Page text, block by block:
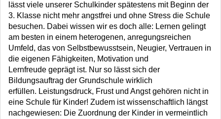
lässt viele unserer Schulkinder spätestens mit Beginn der
3. Klasse nicht mehr angstfrei und ohne Stress die Schule
besuchen. Dabei wissen wir es doch alle: Lernen gelingt
am besten in einem heterogenen, anregungsreichen
Umfeld, das von Selbstbewusstsein, Neugier, Vertrauen in
die eigenen Fähigkeiten, Motivation und
Lernfreude geprägt ist. Nur so lässt sich der
Bildungsauftrag der Grundschule wirklich
erfüllen. Leistungsdruck, Frust und Angst gehören nicht in
eine Schule für Kinder! Zudem ist wissenschaftlich längst
nachgewiesen: Die Zuordnung der Kinder in vermeintlich